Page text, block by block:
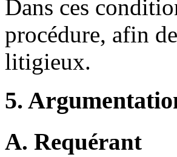
Dans ces
procédure, afin
litigieux.
5.
A. Requérant